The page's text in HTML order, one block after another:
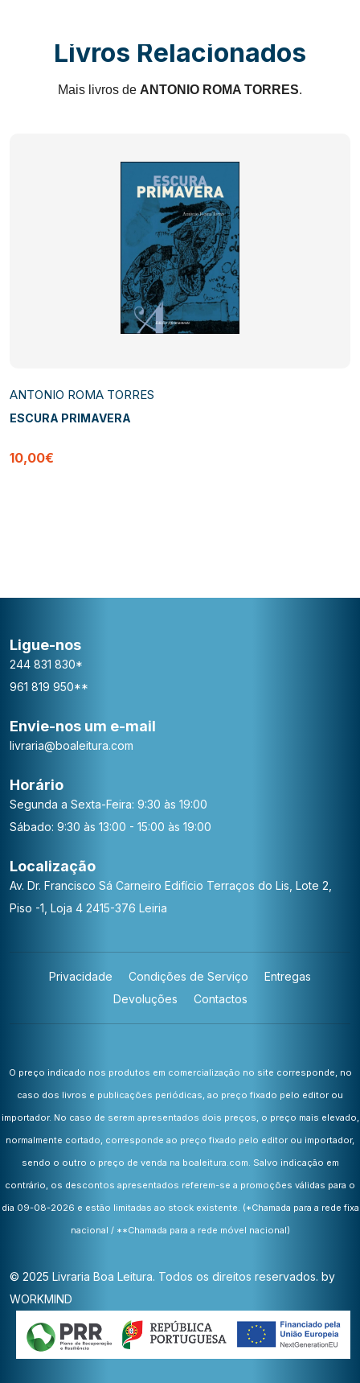
Livros Relacionados
Mais livros de ANTONIO ROMA TORRES.
ANTONIO ROMA TORRES
ESCURA PRIMAVERA
10,00€
Ligue-nos
244 831 830*
961 819 950**
Envie-nos um e-mail
livraria@boaleitura.com
Horário
Segunda a Sexta-Feira: 9:30 às 19:00
Sábado: 9:30 às 13:00 - 15:00 às 19:00
Localização
Av. Dr. Francisco Sá Carneiro Edifício Terraços do Lis, Lote 2,
Piso -1, Loja 4 2415-376 Leiria
Privacidade Condições de Serviço
Entregas
Devoluções
Contactos
O preço indicado nos produtos em comercialização no site corresponde, no
caso dos livros e publicações periódicas, ao preço fixado pelo editor ou
importador. No caso de serem apresentados dois preços, o preço mais elevado,
normalmente cortado, corresponde ao preço fixado pelo editor ou importador,
sendo o outro o preço de venda na boaleitura.com. Salvo indicação em
contrário, os descontos apresentados referem-se a promoções válidas para o
dia 09-08-2026 e estão limitadas ao stock existente. (*Chamada para a rede fixa
nacional / **Chamada para a rede móvel nacional)
© 2025 Livraria Boa Leitura. Todos os direitos reservados. by
WORKMIND